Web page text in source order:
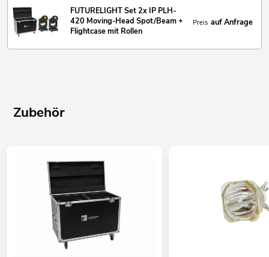
FUTURELIGHT Set 2x IP PLH-
420 Moving-Head Spot/Beam +
Flightcase mit Rollen
Preis auf Anfrage
Zubehör